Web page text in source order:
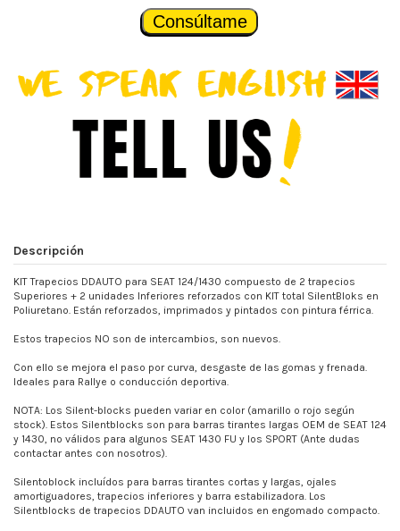
Consúltame
Descripción
KIT Trapecios DDAUTO para SEAT 124/1430 compuesto de 2 trapecios
Superiores + 2 unidades Inferiores reforzados con KIT total SilentBloks en
Poliuretano. Están reforzados, imprimados y pintados con pintura férrica.
Estos trapecios NO son de intercambios, son nuevos.
Con ello se mejora el paso por curva, desgaste de las gomas y frenada.
Ideales para Rallye o conducción deportiva.
NOTA: Los Silent-blocks pueden variar en color (amarillo o rojo según
stock). Estos Silentblocks son para barras tirantes largas OEM de SEAT 124
y 1430, no válidos para algunos SEAT 1430 FU y los SPORT (Ante dudas
contactar antes con nosotros).
Silentoblock incluídos para barras tirantes cortas y largas, ojales
amortiguadores, trapecios inferiores y barra estabilizadora. Los
Silentblocks de trapecios DDAUTO van incluidos en engomado compacto.